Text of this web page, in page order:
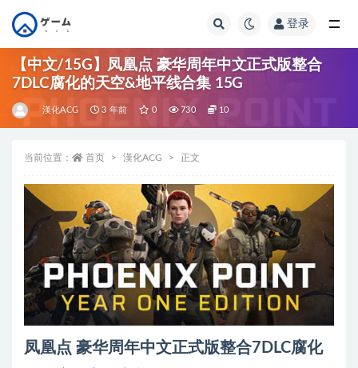
登录
【中文/15G】凤凰点 豪华周年中文正式版整合
7DLC腐化的天空&地平线合集 15G
漢化ACG 3 年前 0 730 10
当前位置： 首页 漢化ACG 正文
凤凰点 豪华周年中文正式版整合7DLC腐化